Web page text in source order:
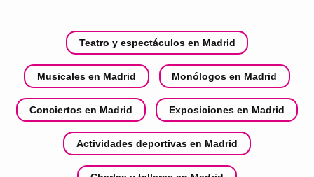
Teatro y espectáculos en Madrid
Musicales en Madrid Monólogos en Madrid
Conciertos en Madrid Exposiciones en Madrid
Actividades deportivas en Madrid